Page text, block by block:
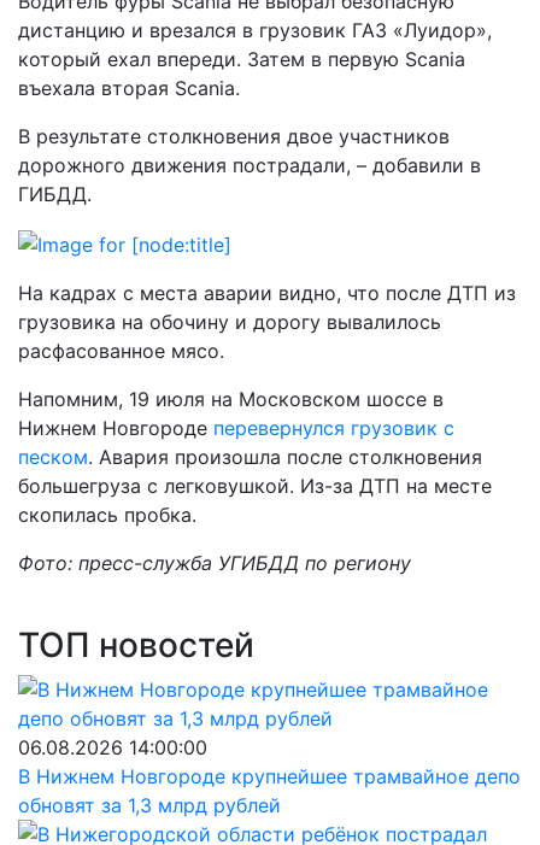
дистанцию и врезался в грузовик ГАЗ «Луидор»,
который ехал впереди. Затем в первую Scania
въехала вторая Scania.
В результате столкновения двое участников
дорожного движения пострадали, – добавили в
ГИБДД.
На кадрах с места аварии видно, что после ДТП из
грузовика на обочину и дорогу вывалилось
расфасованное мясо.
Напомним, 19 июля на Московском шоссе в
Нижнем Новгороде перевернулся грузовик с
песком. Авария произошла после столкновения
большегруза с легковушкой. Из-за ДТП на месте
скопилась пробка.
Фото: пресс-служба УГИБДД по региону
ТОП новостей
06.08.2026 14:00:00
В Нижнем Новгороде крупнейшее трамвайное депо
обновят за 1,3 млрд рублей